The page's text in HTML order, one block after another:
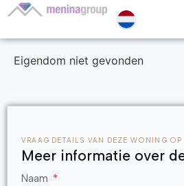
Eigendom niet gevonden
VRAAG DETAILS VAN DEZE WONING OP
Meer informatie over
Naam